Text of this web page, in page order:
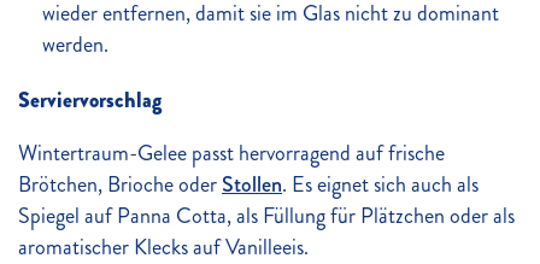
wieder entfernen, damit sie im Glas nicht zu dominant
werden.
Serviervorschlag
Wintertraum-Gelee passt hervorragend auf frische
Brötchen, Brioche oderStollen. Es eignet sich auch als
Spiegel auf Panna Cotta, als Füllung für Plätzchen oder als
aromatischer Klecks auf Vanilleeis.